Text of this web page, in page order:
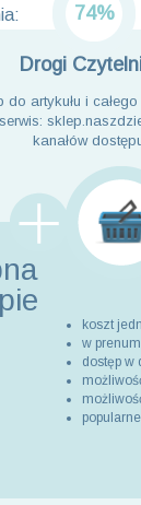
74%
Drogi
do artykułu i
kanałów
koszt
w
dostęp w